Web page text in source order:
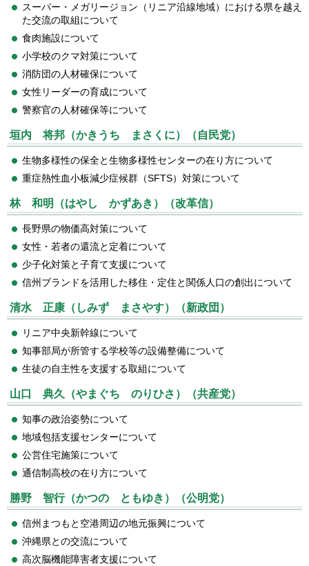
スーパー・メガリージョン（リニア沿線地域）における県を越え
た交流の取組について
食肉施設について
小学校のクマ対策について
消防団の人材確保について
女性リーダーの育成について
警察官の人材確保等について
垣内 将邦（かきうち まさくに）（自民党）
生物多様性の保全と生物多様性センターの在り方について
重症熱性血小板減少症候群（SFTS）対策について
林 和明（はやし かずあき）（改革信）
長野県の物価高対策について
女性・若者の還流と定着について
少子化対策と子育て支援について
信州ブランドを活用した移住・定住と関係人口の創出について
清水 正康（しみず まさやす）（新政団）
リニア中央新幹線について
知事部局が所管する学校等の設備整備について
生徒の自主性を支援する取組について
山口 典久（やまぐち のりひさ）（共産党）
知事の政治姿勢について
地域包括支援センターについて
公営住宅施策について
通信制高校の在り方について
勝野 智行（かつの ともゆき）（公明党）
信州まつもと空港周辺の地元振興について
沖縄県との交流について
高次脳機能障害者支援について